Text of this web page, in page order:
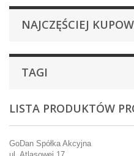
NAJCZĘŚCIEJ
TAGI
LISTA PRODUKTÓW
GoDan Spółka Akcyjna